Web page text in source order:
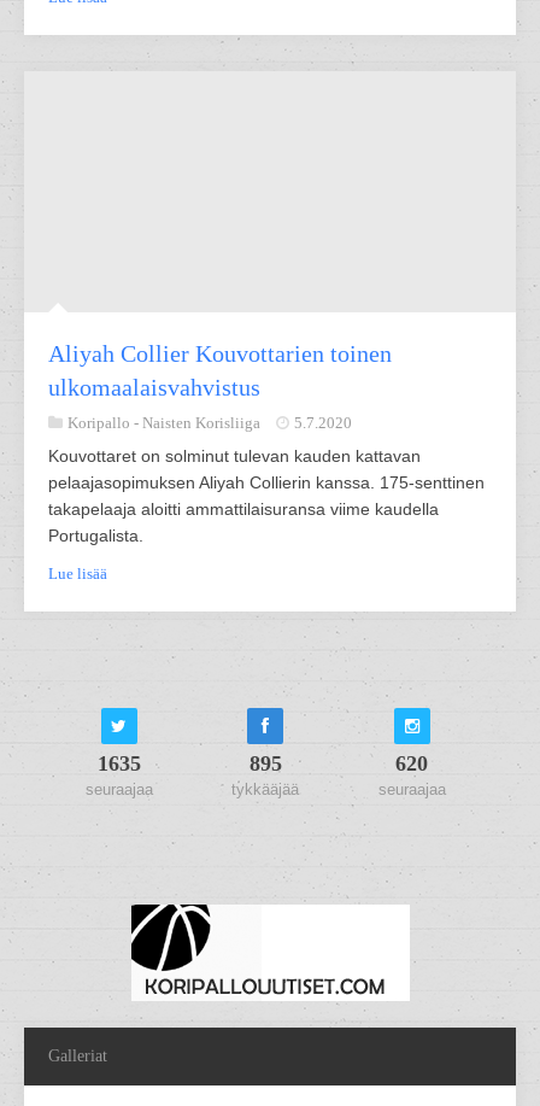
Aliyah Collier Kouvottarien toinen
ulkomaalaisvahvistus
Koripallo - Naisten Korisliiga 5.7.2020
Kouvottaret on solminut tulevan kauden kattavan
pelaajasopimuksen Aliyah Collierin kanssa. 175-senttinen
takapelaaja aloitti ammattilaisuransa viime kaudella
Portugalista.
Lue lisää
1635
seuraajaa
895
tykkääjää
620
seuraajaa
Galleriat